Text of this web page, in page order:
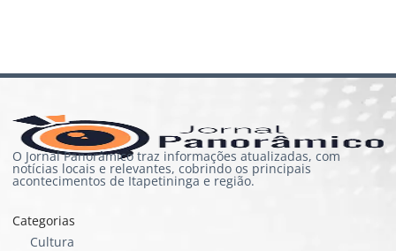
O Jornal Panorâmico traz informações atualizadas, com
notícias locais e relevantes, cobrindo os principais
acontecimentos de Itapetininga e região.
Categorias
Cultura